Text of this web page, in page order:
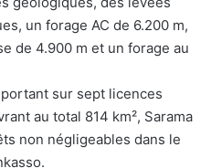
un forage AC de 6.200 m,
de 4.900 m et un forage au
sur sept licences
au total 814 km², Sarama
non négligeables dans le